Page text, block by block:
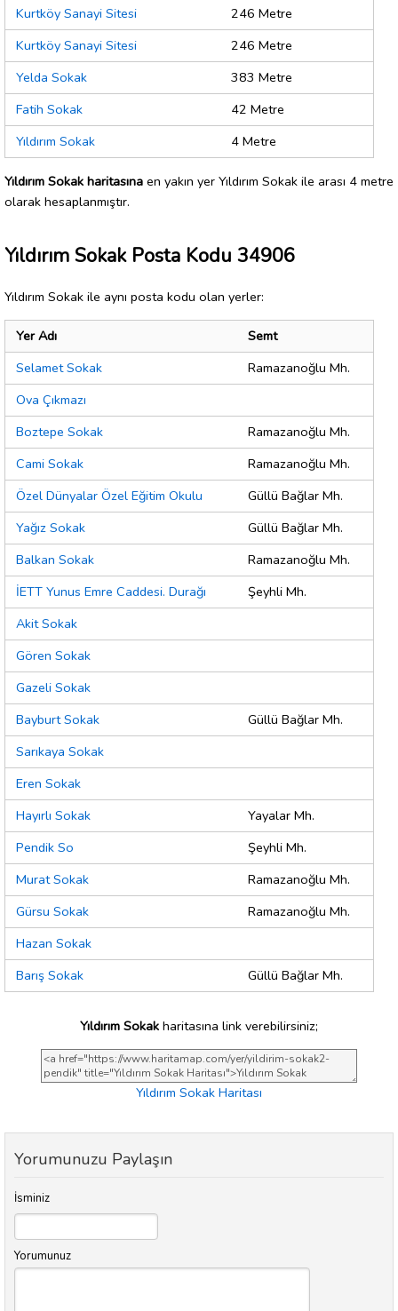
Kurtköy Sanayi Sitesi
246 Metre
Kurtköy Sanayi Sitesi
246 Metre
Yelda Sokak
383 Metre
Fatih Sokak
42 Metre
Yıldırım Sokak
4 Metre
Yıldırım Sokak haritasına en yakın yer Yıldırım Sokak ile arası 4 metre
olarak hesaplanmıştır.
Yıldırım Sokak Posta Kodu 34906
Yıldırım Sokak ile aynı posta kodu olan yerler:
Yer Adı
Semt
Selamet Sokak
Ramazanoğlu Mh.
Ova Çıkmazı
Boztepe Sokak
Ramazanoğlu Mh.
Cami Sokak
Ramazanoğlu Mh.
Özel Dünyalar Özel Eğitim Okulu
Güllü Bağlar Mh.
Yağız Sokak
Güllü Bağlar Mh.
Balkan Sokak
Ramazanoğlu Mh.
İETT Yunus Emre Caddesi. Durağı
Şeyhli Mh.
Akit Sokak
Gören Sokak
Gazeli Sokak
Bayburt Sokak
Güllü Bağlar Mh.
Sarıkaya Sokak
Eren Sokak
Hayırlı Sokak
Yayalar Mh.
Pendik So
Şeyhli Mh.
Murat Sokak
Ramazanoğlu Mh.
Gürsu Sokak
Ramazanoğlu Mh.
Hazan Sokak
Barış Sokak
Güllü Bağlar Mh.
Yıldırım Sokak haritasına link verebilirsiniz;
Yıldırım Sokak Haritası
Yorumunuzu Paylaşın
İsminiz
Yorumunuz